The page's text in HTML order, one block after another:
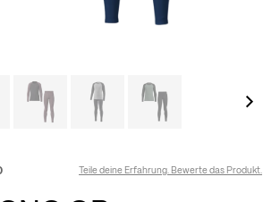
Teile deine Erfahrung. Bewerte das Produkt.